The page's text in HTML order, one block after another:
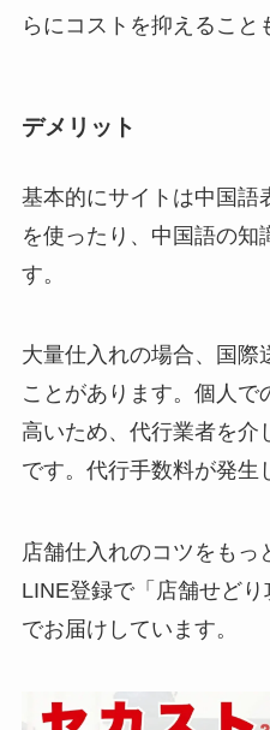
らにコストを抑えること
デメリット
基本的にサイトは中国語
を使ったり、中国語の知
す。
大量仕入れの場合、国際
ことがあります。個人で
高いため、代行業者を介
です。代行手数料が発生
店舗仕入れのコツをもっ
LINE登録で「店舗せど
でお届けしています。